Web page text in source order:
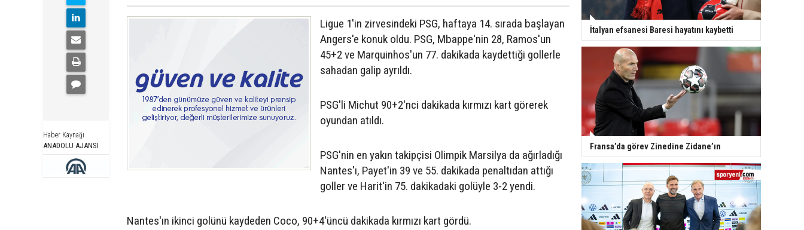
Haber Kaynağı
ANADOLU AJANSI
Ligue 1'in zirvesindeki PSG, haftaya 14. sırada başlayan
Angers'e konuk oldu. PSG, Mbappe'nin 28, Ramos'un
45+2 ve Marquinhos'un 77. dakikada kaydettiği gollerle
sahadan galip ayrıldı.
PSG'li Michut 90+2'nci dakikada kırmızı kart görerek
oyundan atıldı.
PSG'nin en yakın takipçisi Olimpik Marsilya da ağırladığı
Nantes'ı, Payet'in 39 ve 55. dakikada penaltıdan attığı
goller ve Harit'in 75. dakikadaki golüyle 3-2 yendi.
Nantes'ın ikinci golünü kaydeden Coco, 90+4'üncü dakikada kırmızı kart gördü.
İtalyan efsanesi Baresi hayatını kaybetti
Fransa’da görev Zinedine Zidane’ın